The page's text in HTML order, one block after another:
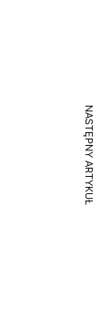
NASTĘPNY ARTYKUŁ